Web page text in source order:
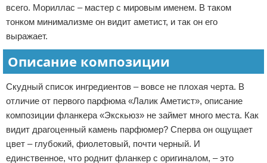
всего. Мориллас – мастер с мировым именем. В таком
тонком минимализме он видит аметист, и так он его
выражает.
Описание композиции
Скудный список ингредиентов – вовсе не плохая черта. В
отличие от первого парфюма «Лалик Аметист», описание
композиции фланкера «Экскьюз» не займет много места. Как
видит драгоценный камень парфюмер? Сперва он ощущает
цвет – глубокий, фиолетовый, почти черный. И
единственное, что роднит фланкер с оригиналом, – это